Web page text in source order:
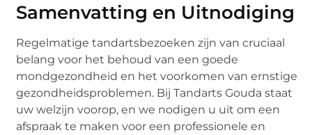
Samenvatting en Uitnodiging
Regelmatige tandartsbezoeken zijn van cruciaal
belang voor het behoud van een goede
mondgezondheid en het voorkomen van ernstige
gezondheidsproblemen. Bij Tandarts Gouda staat
uw welzijn voorop, en we nodigen u uit om een
afspraak te maken voor een professionele en